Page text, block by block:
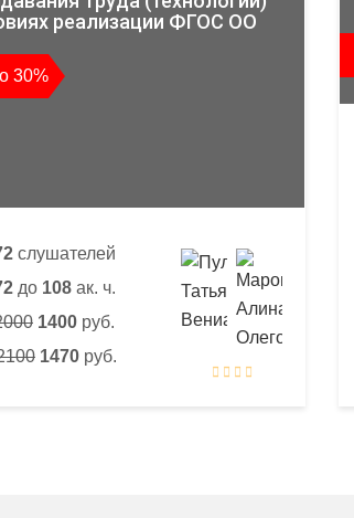
реализации ФГОС ОО
30%
слушателей
до 108 ак. ч.
1400 руб.
1470 руб.